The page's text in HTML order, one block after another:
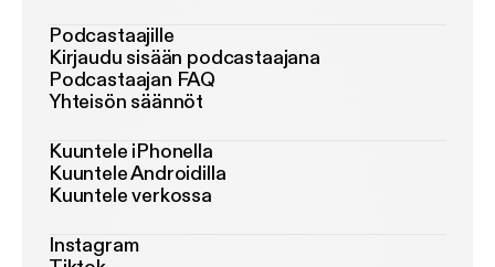
Podcastaajille
Kirjaudu sisään podcastaajana
Podcastaajan FAQ
Yhteisön säännöt
Kuuntele iPhonella
Kuuntele Androidilla
Kuuntele verkossa
Instagram